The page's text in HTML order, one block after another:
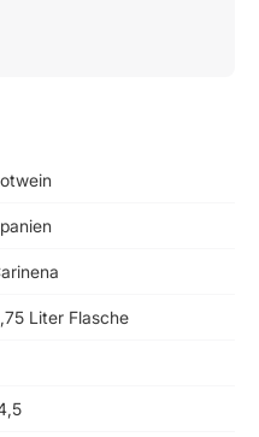
Liter Flasche